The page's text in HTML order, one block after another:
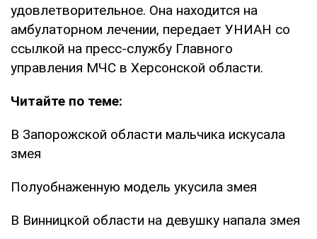
удовлетворительное. Она находится на
амбулаторном лечении, передает УНИАН со
ссылкой на пресс-службу Главного
управления МЧС в Херсонской области.
Читайте по теме:
В Запорожской области мальчика искусала
змея
Полуобнаженную модель укусила змея
В Винницкой области на девушку напала змея